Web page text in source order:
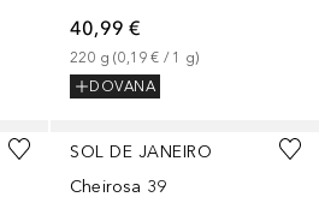
40,99 €
220 g (0,19 € / 1 g)
DOVANA
SOL DE JANEIRO
Cheirosa 39